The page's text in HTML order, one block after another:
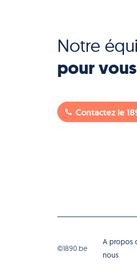
Notre
pour
Contactez le
©1890.be
A propos
nous